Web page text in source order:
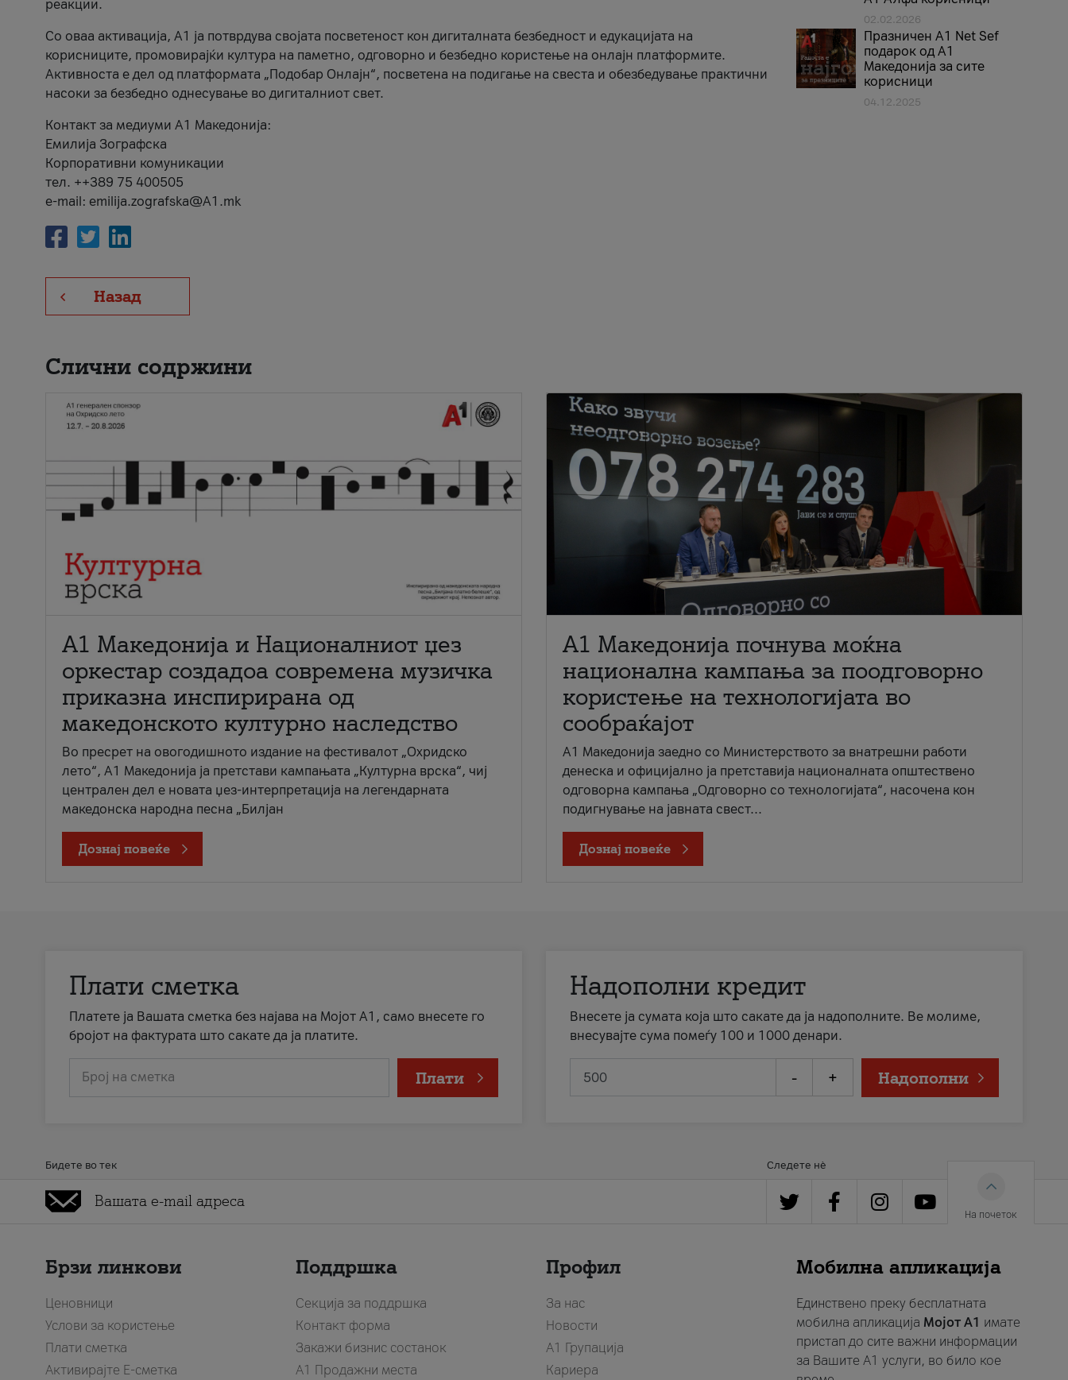
реакции.
Со оваа активација, А1 ја потврдува својата посветеност кон дигиталната безбедност и едукацијата на
корисниците, промовирајќи култура на паметно, одговорно и безбедно користење на онлајн платформите.
Активноста е дел од платформата „Подобар Онлајн“, посветена на подигање на свеста и обезбедување практични
насоки за безбедно однесување во дигиталниот свет.
Контакт за медиуми А1 Македонија:
Емилија Зографска
Корпоративни комуникации
тел. ++389 75 400505
e-mail: emilija.zografska@A1.mk
Назад
02.02.2026
Празничен A1 Net Sеf
подарок од А1
Македонија за сите
корисници
04.12.2025
Слични содржини
А1 Македонија и Националниот џез
оркестар создадоа современа музичка
приказна инспирирана од
македонското културно наследство
Во пресрет на овогодишното издание на фестивалот „Охридско
лето“, А1 Македонија ја претстави кампањата „Културна врска“, чиј
централен дел е новата џез-интерпретација на легендарната
македонска народна песна „Билјан
Дознај повеќе
A1 Македонија почнува моќна
национална кампања за поодговорно
користење на технологијата во
сообраќајот
A1 Македонија заедно со Министерството за внатрешни работи
денеска и официјално ја претставија националната општествено
одговорна кампања „Одговорно со технологијата“, насочена кон
подигнување на јавната свест...
Дознај повеќе
Плати сметка
Платете ја Вашата сметка без најава на Мојот А1, само внесете го
бројот на фактурата што сакате да ја платите.
Број на сметка Плати
Надополни кредит
Внесете ја сумата која што сакате да ја надополните. Ве молиме,
внесувајте сума помеѓу 100 и 1000 денари.
- + Надополни
Бидете во тек Следете нè
На почеток
Брзи линкови
Ценовници
Услови за користење
Плати сметка
Активирајте Е-сметка
Поддршка
Секција за поддршка
Контакт форма
Закажи бизнис состанок
A1 Продажни места
Профил
За нас
Новости
А1 Групација
Кариера
Мобилна апликација
Единствено преку бесплатната
мобилна апликација Мојот A1 имате
пристап до сите важни информации
за Вашите A1 услуги, во било кое